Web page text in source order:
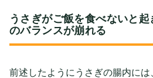
うさぎがご飯を食べないと
のバランスが崩れる
前述したようにうさぎの腸内に